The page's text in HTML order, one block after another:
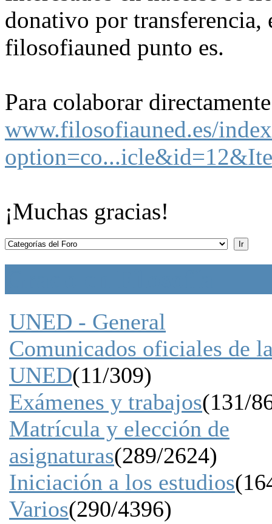
donativo por transferencia,
filosofiauned punto es.
Para colaborar
www.filosofiauned.es/
¡Muchas gracias!
UNED - General
Comunicados oficiales de
UNED(11/309)
Exámenes y trabajos(131/
Matrícula y elección de
asignaturas(289/2624)
Iniciación a los estudios
Varios(290/4396)